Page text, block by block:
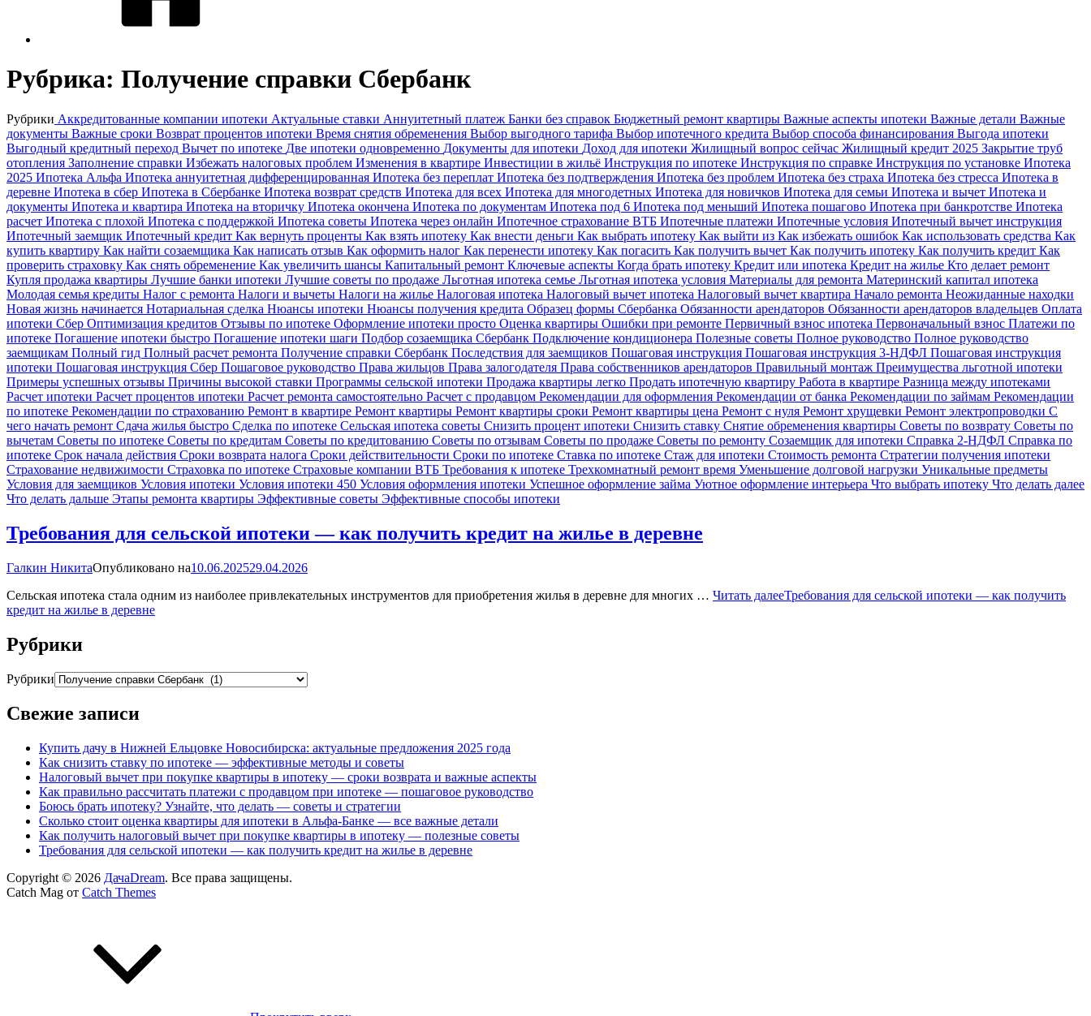
Рубрика: Получение справки Сбербанк
Рубрики Аккредитованные компании ипотеки Актуальные ставки Аннуитетный платеж Банки без справок Бюджетный ремонт квартиры Важные аспекты ипотеки Важные детали Важные
документы Важные сроки Возврат процентов ипотеки Время снятия обременения Выбор выгодного тарифа Выбор ипотечного кредита Выбор способа финансирования Выгода ипотеки
Выгодный кредитный переход Вычет по ипотеке Две ипотеки одновременно Документы для ипотеки Доход для ипотеки Жилищный вопрос сейчас Жилищный кредит 2025 Закрытие труб
отопления Заполнение справки Избежать налоговых проблем Изменения в квартире Инвестиции в жильё Инструкция по ипотеке Инструкция по справке Инструкция по установке Ипотека
2025 Ипотека Альфа Ипотека аннуитетная дифференцированная Ипотека без переплат Ипотека без подтверждения Ипотека без проблем Ипотека без страха Ипотека без стресса Ипотека в
деревне Ипотека в сбер Ипотека в Сбербанке Ипотека возврат средств Ипотека для всех Ипотека для многодетных Ипотека для новичков Ипотека для семьи Ипотека и вычет Ипотека и
документы Ипотека и квартира Ипотека на вторичку Ипотека окончена Ипотека по документам Ипотека под 6 Ипотека под меньший Ипотека пошагово Ипотека при банкротстве Ипотека
расчет Ипотека с плохой Ипотека с поддержкой Ипотека советы Ипотека через онлайн Ипотечное страхование ВТБ Ипотечные платежи Ипотечные условия Ипотечный вычет инструкция
Ипотечный заемщик Ипотечный кредит Как вернуть проценты Как взять ипотеку Как внести деньги Как выбрать ипотеку Как выйти из Как избежать ошибок Как использовать средства Как
купить квартиру Как найти созаемщика Как написать отзыв Как оформить налог Как перенести ипотеку Как погасить Как получить вычет Как получить ипотеку Как получить кредит Как
проверить страховку Как снять обременение Как увеличить шансы Капитальный ремонт Ключевые аспекты Когда брать ипотеку Кредит или ипотека Кредит на жилье Кто делает ремонт
Купля продажа квартиры Лучшие банки ипотеки Лучшие советы по продаже Льготная ипотека семье Льготная ипотека условия Материалы для ремонта Материнский капитал ипотека
Молодая семья кредиты Налог с ремонта Налоги и вычеты Налоги на жилье Налоговая ипотека Налоговый вычет ипотека Налоговый вычет квартира Начало ремонта Неожиданные находки
Новая жизнь начинается Нотариальная сделка Нюансы ипотеки Нюансы получения кредита Образец формы Сбербанка Обязанности арендаторов Обязанности арендаторов владельцев Оплата
ипотеки Сбер Оптимизация кредитов Отзывы по ипотеке Оформление ипотеки просто Оценка квартиры Ошибки при ремонте Первичный взнос ипотека Первоначальный взнос Платежи по
ипотеке Погашение ипотеки быстро Погашение ипотеки шаги Подбор созаемщика Сбербанк Подключение кондиционера Полезные советы Полное руководство Полное руководство
заемщикам Полный гид Полный расчет ремонта Получение справки Сбербанк Последствия для заемщиков Пошаговая инструкция Пошаговая инструкция 3-НДФЛ Пошаговая инструкция
ипотеки Пошаговая инструкция Сбер Пошаговое руководство Права жильцов Права залогодателя Права собственников арендаторов Правильный монтаж Преимущества льготной ипотеки
Примеры успешных отзывы Причины высокой ставки Программы сельской ипотеки Продажа квартиры легко Продать ипотечную квартиру Работа в квартире Разница между ипотеками
Расчет ипотеки Расчет процентов ипотеки Расчет ремонта самостоятельно Расчет с продавцом Рекомендации для оформления Рекомендации от банка Рекомендации по займам Рекомендации
по ипотеке Рекомендации по страхованию Ремонт в квартире Ремонт квартиры Ремонт квартиры сроки Ремонт квартиры цена Ремонт с нуля Ремонт хрущевки Ремонт электропроводки С
чего начать ремонт Сдача жилья быстро Сделка по ипотеке Сельская ипотека советы Снизить процент ипотеки Снизить ставку Снятие обременения квартиры Советы по возврату Советы по
вычетам Советы по ипотеке Советы по кредитам Советы по кредитованию Советы по отзывам Советы по продаже Советы по ремонту Созаемщик для ипотеки Справка 2-НДФЛ Справка по
ипотеке Срок начала действия Сроки возврата налога Сроки действительности Сроки по ипотеке Ставка по ипотеке Стаж для ипотеки Стоимость ремонта Стратегии получения ипотеки
Страхование недвижимости Страховка по ипотеке Страховые компании ВТБ Требования к ипотеке Трехкомнатный ремонт время Уменьшение долговой нагрузки Уникальные предметы
Условия для заемщиков Условия ипотеки Условия ипотеки 450 Условия оформления ипотеки Успешное оформление займа Уютное оформление интерьера Что выбрать ипотеку Что делать далее
Что делать дальше Этапы ремонта квартиры Эффективные советы Эффективные способы ипотеки
Требования для сельской ипотеки — как получить кредит на жилье в деревне
Галкин НикитаОпубликовано на10.06.202529.04.2026
Сельская ипотека стала одним из наиболее привлекательных инструментов для приобретения жилья в деревне для многих … Читать далееТребования для сельской ипотеки — как получить
кредит на жилье в деревне
Рубрики
Рубрики
Свежие записи
Купить дачу в Нижней Ельцовке Новосибирска: актуальные предложения 2025 года
Как снизить ставку по ипотеке — эффективные методы и советы
Налоговый вычет при покупке квартиры в ипотеку — сроки возврата и важные аспекты
Как правильно рассчитать платежи с продавцом при ипотеке — пошаговое руководство
Боюсь брать ипотеку? Узнайте, что делать — советы и стратегии
Сколько стоит оценка квартиры для ипотеки в Альфа-Банке — все важные детали
Как получить налоговый вычет при покупке квартиры в ипотеку — полезные советы
Требования для сельской ипотеки — как получить кредит на жилье в деревне
Copyright © 2026 ДачаDream. Все права защищены.
Catch Mag от Catch Themes